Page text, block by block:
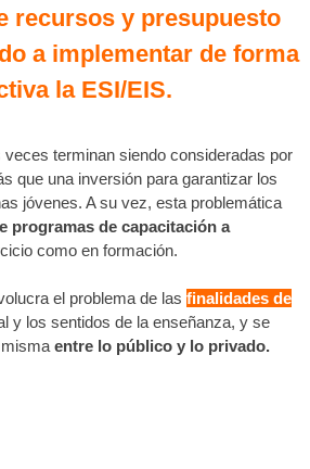
recursos y presupuesto
a implementar de forma
la ESI/EIS.​
terminan siendo consideradas por
que una inversión para garantizar los
jóvenes. A su vez, esta problemática
programas de capacitación a
como en formación.
el problema de las finalidades de
y los sentidos de la enseñanza, y se
entre lo público y lo privado.